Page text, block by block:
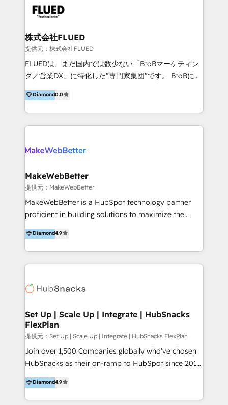
your business with a proven and reliable HubSpot
Diamond Partner? 👉Connect with TRooInbound
today (https://www.trooinbound.com/contact-us)
ナリオ設計まで含めてご提案。「導入して終わり」では
と。それが、ハブワンのスタンスです。 また、
HubSpotはもちろん、ferret One、WordPress、
Movable Type（Power CMS）などの各種CMSを活用
し、延べ100社以上のBtoB企業のサイト制作経験をもと
ーコードテーマテンプレートを独自開発。 企業のさま
ざまな課題やニーズに対して「戦略、設計・デザイン、
『最適なハブ』になります。 ーーーーーーーーーーー
90分程度） -現状課題の抽出、現実的な目標の確認 -要
見積り提示・ご承認、スケジュール決定、プロジェクト
キックオフ -マーケティング戦略策定（KGI）、ウェブ
戦略・戦術の設計（KPI） -全体導線遷移設計、ビジュ
プレート構築（CMS Hub） -顧客ライフサイクルステ
義・構築（Marketing Hub） -営業パイプラインの定
（Salesforce,SanSan,freeeなどとのデータ連携） -テ
スト公開・ブラウザチェック -本番公開、操作レクチャ
ー・マニュアル作成 -運用支援開始 ーーーーーーーーー
ーーーーーーーーーーーーーーーーーーーーー まずは
ハブワンにお気軽にご相談ください。
株式会社FLUED
提供元：株式会社FLUED
FLUEDは、まだ国内では数少ない「BtoBマーケティン
グ／営業DX」に特化した”専門家集団”です。 BtoBに特
化し、WEB制作や広告運用などのオンライン施策か
ら、インサイドセールスや展示会などのオフライン施策
まで支援しています。 「経験豊富な”専門家集団”によ
るプロジェクト参加型の支援」で、戦略・企画などのコ
BPO・実務まで幅広いご支援が可能です。 また、2022
らはじめるBtoB営業DX BtoB営業もここまでデジタル
化できる! 」を出版いたしました。 HubSpotの導入／
活用支援以外にも、下記のようなサービスを提供してい
ます。 - ABMターゲット定義 / リスト作成 - カスタマ
着 - WEB / LP / BtoB-EC制作 - WEB広告(Google/FB
他)運用 - 記事コンテンツ / 動画制作 - インサイドセー
織構築
Diamond0.0
MakeWebBetter
提供元：MakeWebBetter
MakeWebBetter is a HubSpot technology partner
proficient in building solutions to maximize the
operational efficiency of HubSpot. The fastest-
growing tech-enabler & facilitator, MakeWebBetter,
hands you the blend of HubSpot expertise &
eminent solutions & integrations. Trust us to
Elite Partners with 10+ years of HubSpot experience
Premier Partner 2023 🌟5 HubSpot Accreditations 🌟
Won HubSpot Theme Challenge 2021 🌟INBOUND’19
HubSpot Rising Star Why us? Harnessing the full
potential of the powerful HubSpot CRM. ✔️A team of
HubSpot experts backed by over 10+ years of
Hourly-fee (assigned one Dedicated HubSpot
Admin); Monthly-fee (HubSpot Admin + Project
Diamond4.9
Set Up | Scale Up | Integrate | HubSnacks
FlexPlan
提供元：Set Up | Scale Up | Integrate | HubSnacks FlexPlan
Join over 1,500 Companies globally who've chosen
HubSnacks as their on-ramp to HubSpot since 2014
Simple pay-as-you-go plans that accelerate value...
1️⃣ Set Up | Onboarding New or Check-fixing existing
HubSpot portals 2️⃣ Scale Up | 100% HubSpot Task
Diamond4.9